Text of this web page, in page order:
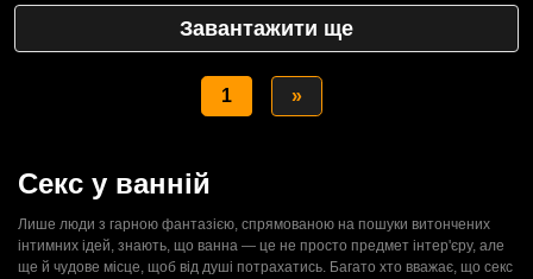
Завантажити ще
1 »
Секс у ванній
Лише люди з гарною фантазією, спрямованою на пошуки витончених
інтимних ідей, знають, що ванна — це не просто предмет інтер'єру, але
ще й чудове місце, щоб від душі потрахатись. Багато хто вважає, що секс